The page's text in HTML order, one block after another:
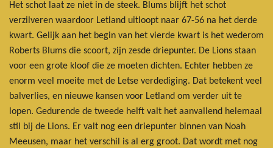
Het schot laat ze niet in de steek. Blums blijft het schot
verzilveren waardoor Letland uitloopt naar 67-56 na het derde
kwart. Gelijk aan het begin van het vierde kwart is het wederom
Roberts Blums die scoort, zijn zesde driepunter. De Lions staan
voor een grote kloof die ze moeten dichten. Echter hebben ze
enorm veel moeite met de Letse verdediging. Dat betekent veel
balverlies, en nieuwe kansen voor Letland om verder uit te
lopen. Gedurende de tweede helft valt het aanvallend helemaal
stil bij de Lions. Er valt nog een driepunter binnen van Noah
Meeusen, maar het verschil is al erg groot. Dat wordt met nog